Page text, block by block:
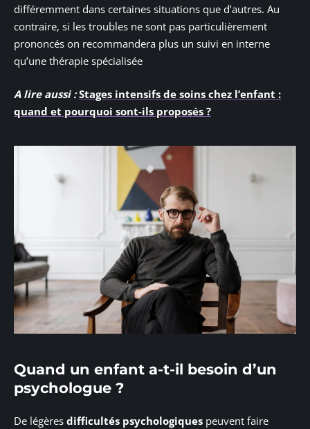
différemment dans certaines situations que d’autres. Au
contraire, si les troubles ne sont pas particulièrement
prononcés on recommandera plus un suivi en interne
qu’une thérapie spécialisée
A lire aussi : Stages intensifs de soins chez l’enfant :
quand et pourquoi sont-ils proposés ?
Quand un enfant a-t-il besoin d’un
psychologue ?
De légères difficultés psychologiques peuvent faire